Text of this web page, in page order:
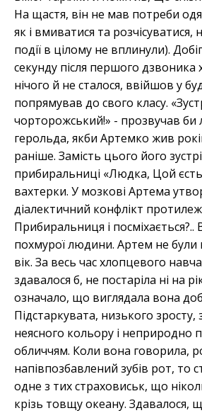
На щастя, він не мав потреби
як і вмиватися та
події в цілому не вплинули).
секунду після першого дзвоника
нічого й не сталося, ввійшов у
попрямував до свого класу.
чорторожський!» - прозвучав би
герольда, якби Артемко жив
раніше. Замість цього його
прибиральниці «Людка, Цой
вахтерки. У мозкові Артема
діалектичний конфлікт
Прибиральниця і посміхається?..
похмурої людини. Артем не були
вік. За весь час хлопцевого
здавалося б, не постаріла ні на
означало, що виглядала вона
Підстаркувата, низького зросту,
неясного кольору і неприродно
обличчям. Коли вона говорила,
напівпозбавлений зубів рот, то
одне з тих страховиськ, що
крізь товщу океану. Здавалося,